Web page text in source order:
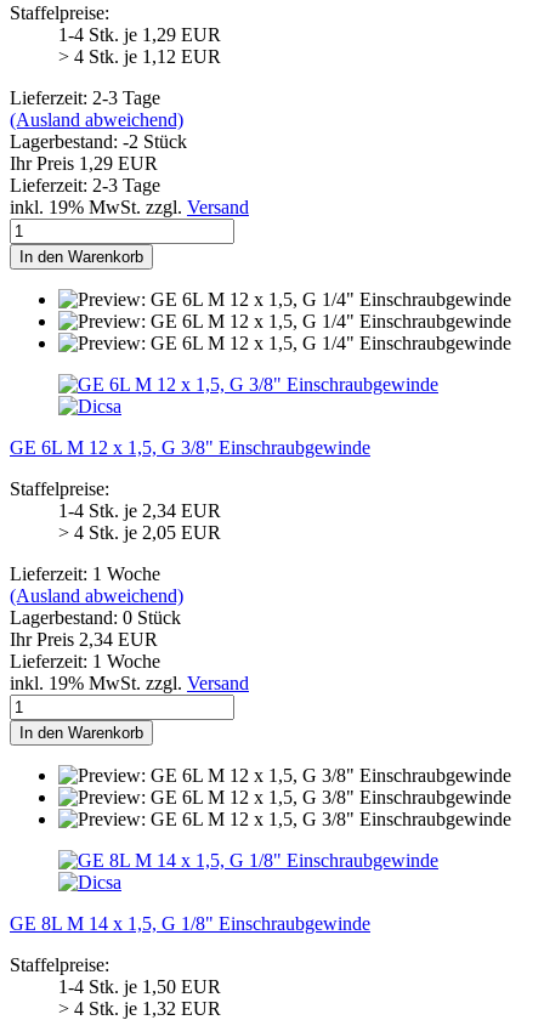
Staffelpreise:
1-4 Stk. je 1,29 EUR
> 4 Stk. je 1,12 EUR
Lieferzeit: 2-3 Tage
(Ausland abweichend)
Lagerbestand: -2 Stück
Ihr Preis 1,29 EUR
Lieferzeit: 2-3 Tage
inkl. 19% MwSt. zzgl. Versand
In den Warenkorb
GE 6L M 12 x 1,5, G 3/8" Einschraubgewinde
Staffelpreise:
1-4 Stk. je 2,34 EUR
> 4 Stk. je 2,05 EUR
Lieferzeit: 1 Woche
(Ausland abweichend)
Lagerbestand: 0 Stück
Ihr Preis 2,34 EUR
Lieferzeit: 1 Woche
inkl. 19% MwSt. zzgl. Versand
In den Warenkorb
GE 8L M 14 x 1,5, G 1/8" Einschraubgewinde
Staffelpreise:
1-4 Stk. je 1,50 EUR
> 4 Stk. je 1,32 EUR